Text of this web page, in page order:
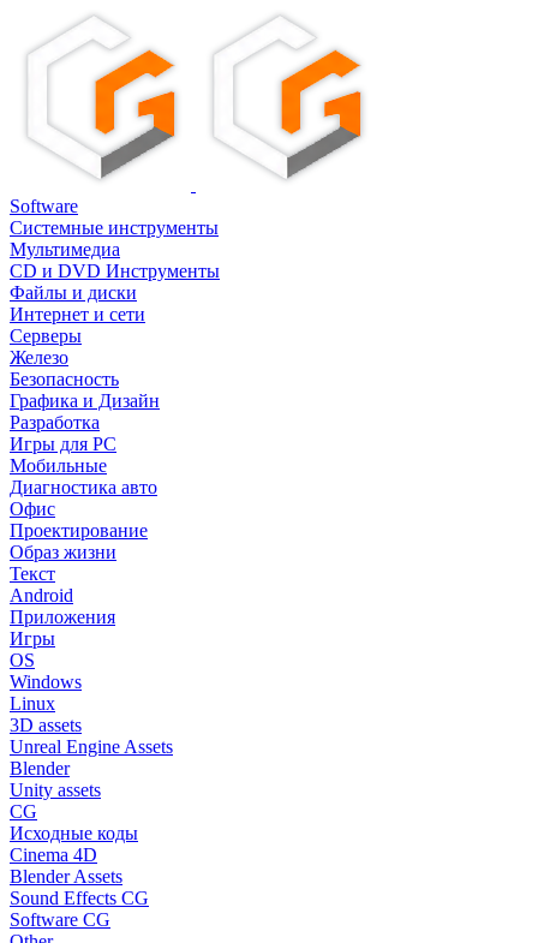
Software
Системные инструменты
Мультимедиа
CD и DVD Инструменты
Файлы и диски
Интернет и сети
Серверы
Железо
Безопасность
Графика и Дизайн
Разработка
Игры для PC
Мобильные
Диагностика авто
Офис
Проектирование
Образ жизни
Текст
Android
Приложения
Игры
OS
Windows
Linux
3D assets
Unreal Engine Assets
Blender
Unity assets
CG
Исходные коды
Cinema 4D
Blender Assets
Sound Effects CG
Software CG